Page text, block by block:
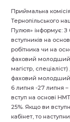
Приймальна
Тернопільського
Пулюя» інформує:
вступників на
робітника чи на
фаховий молодший
магістр,
фаховий молодший
6 липня -27 липня –
вступ на основі
25%. Якщо ви
кабінет, то